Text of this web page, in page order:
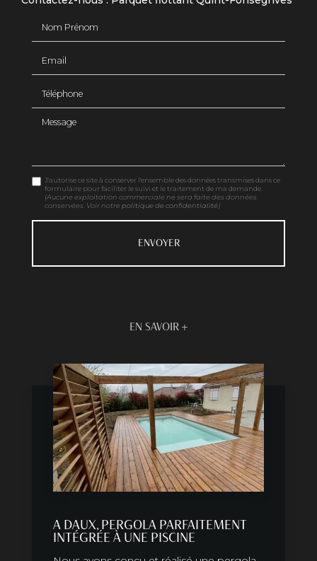
Message
J'autorise ce site à conserver l'ensemble des données transmises dans ce
formulaire pour faciliter le suivi et le traitement de ma demande.
(Aucune exploitation commerciale ne sera faite des données
conservées. Voir notre politique de confidentialité)
EN SAVOIR +
A DAUX, PERGOLA PARFAITEMENT
INTÉGRÉE À UNE PISCINE